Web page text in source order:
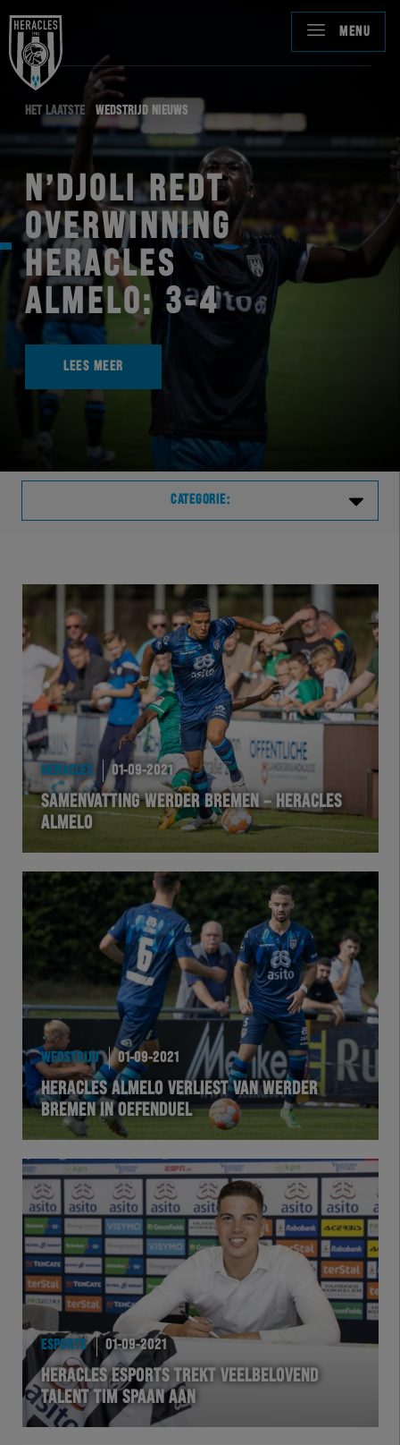
MENU
HET LAATSTE WEDSTRIJD NIEUWS
N’DJOLI REDT
OVERWINNING
HERACLES
ALMELO: 3-4
LEES MEER
CATEGORIE:
VVVHER
TELHER
HERVOL
HEREXC
EXCHER
HERTEL
Natuurgras
Wedstrijd
Heracles
BusinessClub
Foundation
Herakids
Team Zwart Wit
Futsal
eSports
Academie
HERACLES 01-09-2021
SAMENVATTING WERDER BREMEN – HERACLES
ALMELO
WEDSTRIJD 01-09-2021
HERACLES ALMELO VERLIEST VAN WERDER
BREMEN IN OEFENDUEL
ESPORTS 01-09-2021
HERACLES ESPORTS TREKT VEELBELOVEND
TALENT TIM SPAAN AAN